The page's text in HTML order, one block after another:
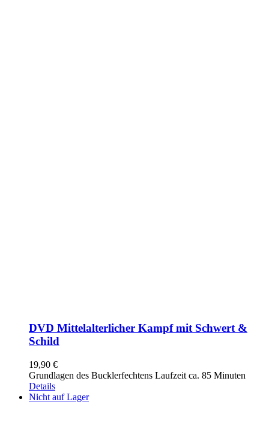
DVD Mittelalterlicher Kampf mit Schwert &
Schild
19,90 €
Grundlagen des Bucklerfechtens Laufzeit ca. 85 Minuten
Details
Nicht auf Lager